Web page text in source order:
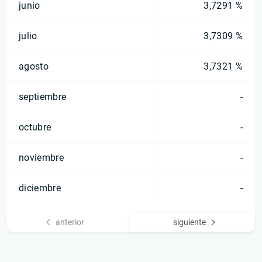
junio 3,7291 %
julio 3,7309 %
agosto 3,7321 %
septiembre -
octubre -
noviembre -
diciembre -
anterior siguiente